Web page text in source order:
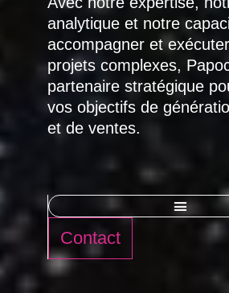
analytique et notre
accompagner et
projets complexes,
partenaire stratégique
vos objectifs de
et de ventes.
Contact